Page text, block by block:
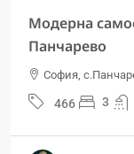
Модерна
Панчарево
София,
466 3